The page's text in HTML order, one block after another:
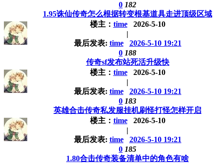
0 182
1.95诛仙传奇怎么根据转变根基道具走进顶级区域
楼主： time
2026-5-10
|
最后发表: time
2026-5-10 19:21
0 188
传奇sf发布站死活升级快
楼主： time
2026-5-10
|
最后发表: time
2026-5-10 19:21
0 183
英雄合击传奇私发服挂机刷怪打怪怎样开启
楼主： time
2026-5-10
|
最后发表: time
2026-5-10 19:21
0 185
1.80合击传奇装备清单中的角色有啥